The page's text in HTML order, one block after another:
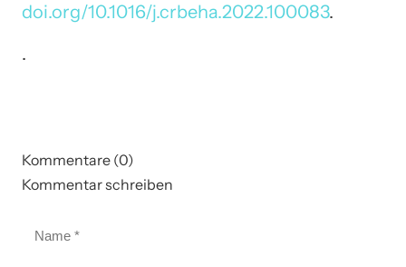
doi.org/10.1016/j.crbeha.2022.100083.
.
Kommentare (0)
Kommentar schreiben